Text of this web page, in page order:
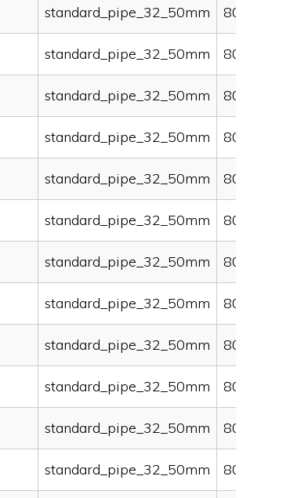
standard_pipe_32_50mm 80000
standard_pipe_32_50mm 80000
standard_pipe_32_50mm 80000
standard_pipe_32_50mm 80000
standard_pipe_32_50mm 80000
standard_pipe_32_50mm 80000
standard_pipe_32_50mm 80000
standard_pipe_32_50mm 80000
standard_pipe_32_50mm 80000
standard_pipe_32_50mm 80000
standard_pipe_32_50mm 80000
standard_pipe_32_50mm 80000